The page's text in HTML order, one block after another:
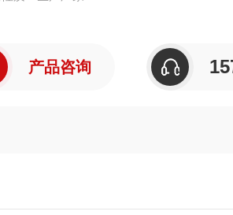
产品咨询